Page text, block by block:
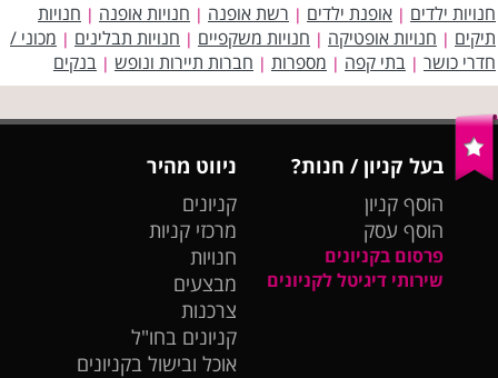
חנויות ילדים | אופנת ילדים | רשת אופנה | חנויות אופנה | חנויות
תיקים | חנויות אופטיקה | חנויות משקפיים | חנויות תבלינים | מכוני /
חדרי כושר | בתי קפה | מספרות | חברות תיירות ונופש | בנקים
בעל קניון / חנות?
הוסף קניון
הוסף עסק
פרסום בקניונים
שירותי דיגיטל לקניונים
ניווט מהיר
קניונים
מרכזי קניות
חנויות
מבצעים
צרכנות
קניונים בחו"ל
אוכל ובישול בקניונים